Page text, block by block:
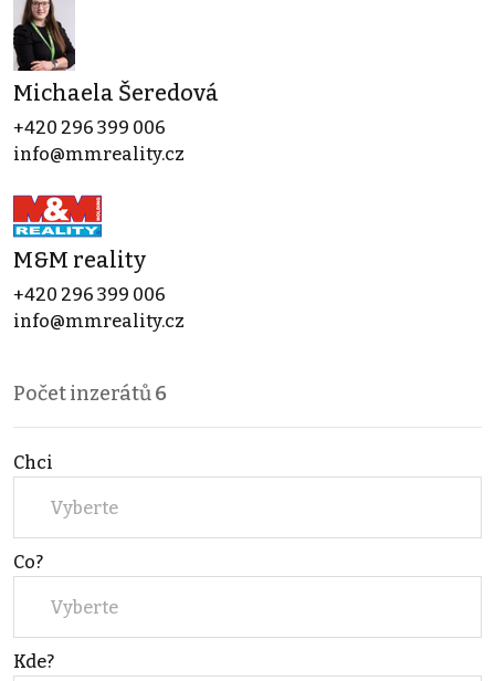
Michaela Šeredová
+420 296 399 006
info@mmreality.cz
M&M reality
+420 296 399 006
info@mmreality.cz
Počet inzerátů6
Chci
Vyberte
Co?
Vyberte
Kde?